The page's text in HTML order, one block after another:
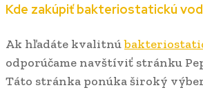
Kde zakúpiť bakteriostatickú
Ak hľadáte kvalitnú
odporúčame navštíviť stránku
Táto stránka ponúka široký